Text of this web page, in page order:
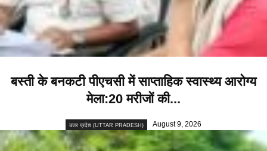
बस्ती के बनकटी पीएचसी में साप्ताहिक स्वास्थ्य आरोग्य
मेला:20 मरीजों की...
उत्तर प्रदेश (UTTAR PRADESH) August 9, 2026